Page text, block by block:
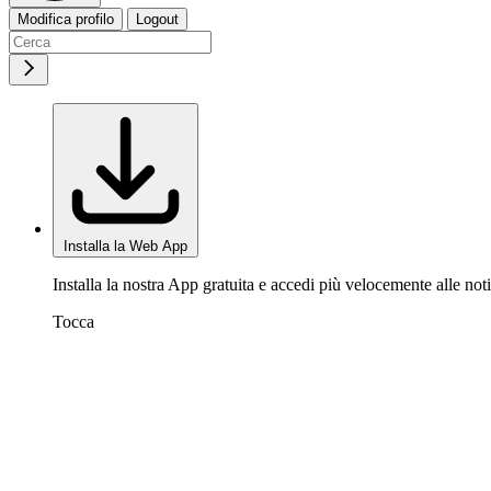
Modifica profilo Logout
Installa la Web App
Installa la nostra App gratuita e accedi più velocemente alle
Tocca